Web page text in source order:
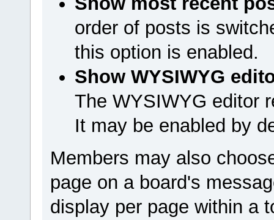
order of posts is
this option is enabled.
Show WYSIWYG
The WYSIWYG editor
It may be enabled by
Members may also
page on a board's
display per page within a